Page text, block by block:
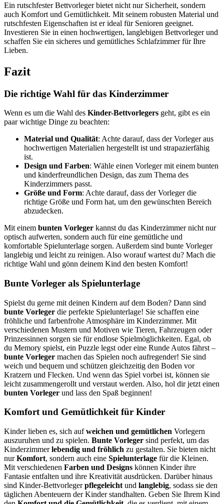
Ein rutschfester Bettvorleger bietet nicht nur Sicherheit, sondern
auch Komfort und Gemütlichkeit. Mit seinem robusten Material und
rutschfesten Eigenschaften ist er ideal für Senioren geeignet.
Investieren Sie in einen hochwertigen, langlebigen Bettvorleger und
schaffen Sie ein sicheres und gemütliches Schlafzimmer für Ihre
Lieben.
Fazit
Die richtige Wahl für das Kinderzimmer
Wenn es um die Wahl des Kinder-Bettvorlegers geht, gibt es ein
paar wichtige Dinge zu beachten:
Material und Qualität: Achte darauf, dass der Vorleger aus
hochwertigen Materialien hergestellt ist und strapazierfähig
ist.
Design und Farben: Wähle einen Vorleger mit einem bunten
und kinderfreundlichen Design, das zum Thema des
Kinderzimmers passt.
Größe und Form: Achte darauf, dass der Vorleger die
richtige Größe und Form hat, um den gewünschten Bereich
abzudecken.
Mit einem bunten Vorleger kannst du das Kinderzimmer nicht nur
optisch aufwerten, sondern auch für eine gemütliche und
komfortable Spielunterlage sorgen. Außerdem sind bunte Vorleger
langlebig und leicht zu reinigen. Also worauf wartest du? Mach die
richtige Wahl und gönn deinem Kind den besten Komfort!
Bunte Vorleger als Spielunterlage
Spielst du gerne mit deinen Kindern auf dem Boden? Dann sind
bunte Vorleger die perfekte Spielunterlage! Sie schaffen eine
fröhliche und farbenfrohe Atmosphäre im Kinderzimmer. Mit
verschiedenen Mustern und Motiven wie Tieren, Fahrzeugen oder
Prinzessinnen sorgen sie für endlose Spielmöglichkeiten. Egal, ob
du Memory spielst, ein Puzzle legst oder eine Runde Autos fährst –
bunte Vorleger machen das Spielen noch aufregender! Sie sind
weich und bequem und schützen gleichzeitig den Boden vor
Kratzern und Flecken. Und wenn das Spiel vorbei ist, können sie
leicht zusammengerollt und verstaut werden. Also, hol dir jetzt einen
bunten Vorleger und lass den Spaß beginnen!
Komfort und Gemütlichkeit für Kinder
Kinder lieben es, sich aufweichen und gemütlichen Vorlegern
auszuruhen und zu spielen. Bunte Vorleger sind perfekt, um das
Kinderzimmerlebendig und fröhlich zu gestalten. Sie bieten nicht
nurKomfort, sondern auch eine Spielunterlage für die Kleinen.
Mit verschiedenen Farben und Designs können Kinder ihre
Fantasie entfalten und ihre Kreativität ausdrücken. Darüber hinaus
sind Kinder-Bettvorlegerpflegeleicht und langlebig, sodass sie den
täglichen Abenteuern der Kinder standhalten. Geben Sie Ihrem Kind